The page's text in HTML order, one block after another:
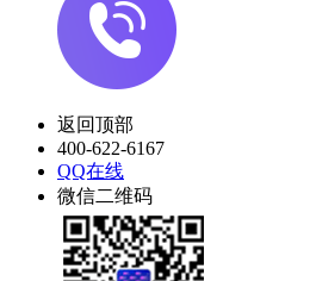
返回顶部
400-622-6167
QQ在线
微信二维码